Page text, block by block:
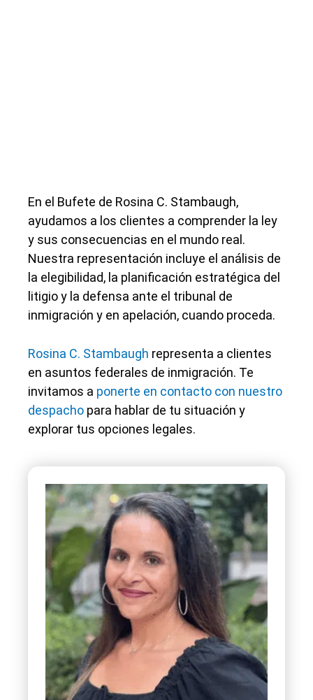
En el Bufete de Rosina C. Stambaugh,
ayudamos a los clientes a comprender la ley
y sus consecuencias en el mundo real.
Nuestra representación incluye el análisis de
la elegibilidad, la planificación estratégica del
litigio y la defensa ante el tribunal de
inmigración y en apelación, cuando proceda.
Rosina C. Stambaugh representa a clientes
en asuntos federales de inmigración. Te
invitamos a ponerte en contacto con nuestro
despacho para hablar de tu situación y
explorar tus opciones legales.